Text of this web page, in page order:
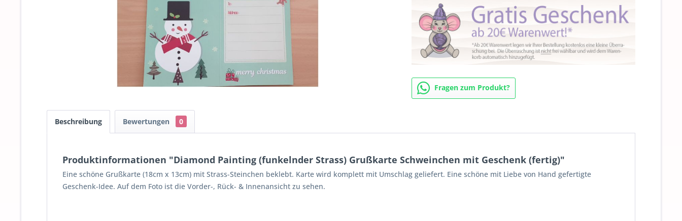
Fragen zum Produkt?
Beschreibung Bewertungen 0
Produktinformationen "Diamond Painting (funkelnder Strass) Grußkarte Schweinchen mit Geschenk (fertig)"
Eine schöne Grußkarte (18cm x 13cm) mit Strass-Steinchen beklebt. Karte wird komplett mit Umschlag geliefert. Eine schöne mit Liebe von Hand gefertigte
Geschenk-Idee. Auf dem Foto ist die Vorder-, Rück- & Innenansicht zu sehen.